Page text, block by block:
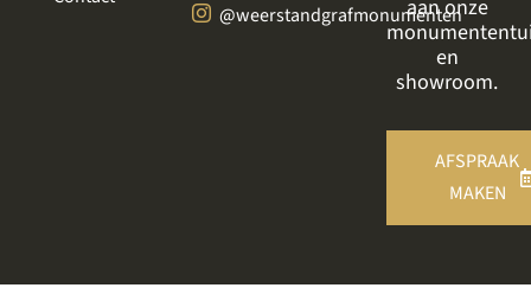
@weerstandgrafmonumenten
aan onze
en
showroom.
AFSPRAAK
MAKEN